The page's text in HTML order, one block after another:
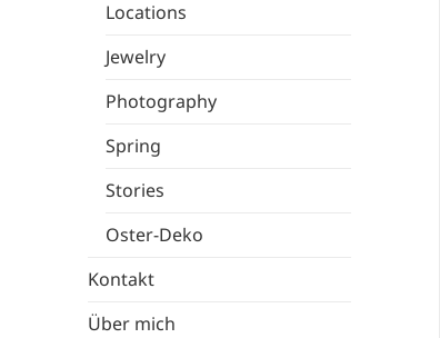
Locations
Jewelry
Photography
Spring
Stories
Oster-Deko
Kontakt
Über mich